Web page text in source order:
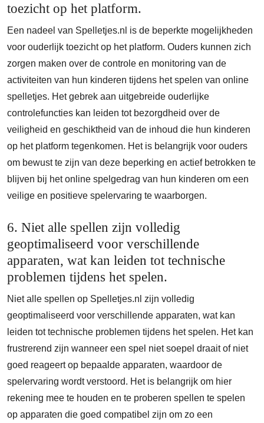
toezicht op het platform.
Een nadeel van Spelletjes.nl is de beperkte mogelijkheden
voor ouderlijk toezicht op het platform. Ouders kunnen zich
zorgen maken over de controle en monitoring van de
activiteiten van hun kinderen tijdens het spelen van online
spelletjes. Het gebrek aan uitgebreide ouderlijke
controlefuncties kan leiden tot bezorgdheid over de
veiligheid en geschiktheid van de inhoud die hun kinderen
op het platform tegenkomen. Het is belangrijk voor ouders
om bewust te zijn van deze beperking en actief betrokken te
blijven bij het online spelgedrag van hun kinderen om een
veilige en positieve spelervaring te waarborgen.
6. Niet alle spellen zijn volledig
geoptimaliseerd voor verschillende
apparaten, wat kan leiden tot technische
problemen tijdens het spelen.
Niet alle spellen op Spelletjes.nl zijn volledig
geoptimaliseerd voor verschillende apparaten, wat kan
leiden tot technische problemen tijdens het spelen. Het kan
frustrerend zijn wanneer een spel niet soepel draait of niet
goed reageert op bepaalde apparaten, waardoor de
spelervaring wordt verstoord. Het is belangrijk om hier
rekening mee te houden en te proberen spellen te spelen
op apparaten die goed compatibel zijn om zo een